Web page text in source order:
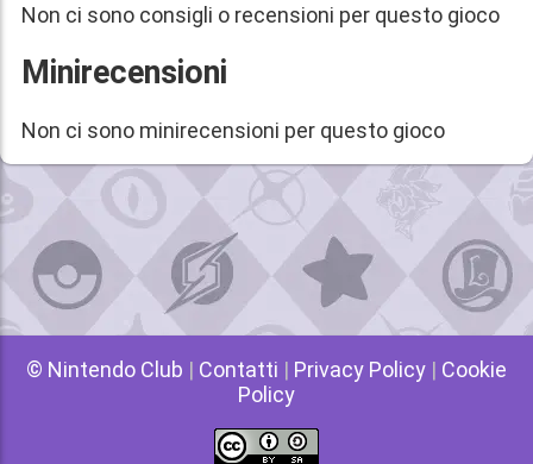
Non ci sono consigli o recensioni per questo gioco
Minirecensioni
Non ci sono minirecensioni per questo gioco
© Nintendo Club | Contatti | Privacy Policy | Cookie
Policy